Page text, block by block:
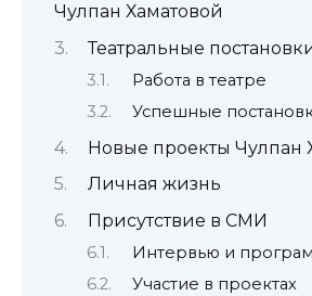
Чулпан Хаматовой
Театральные
Работа в театре
Успешные
Новые проекты Чулпан
Личная жизнь
Присутствие в СМИ
Интервью и
Участие в проектах